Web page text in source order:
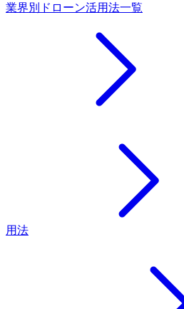
業界別ドローン活用法一覧
用法